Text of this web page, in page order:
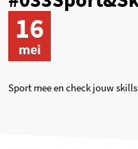
16
mei
Sport mee en check jouw